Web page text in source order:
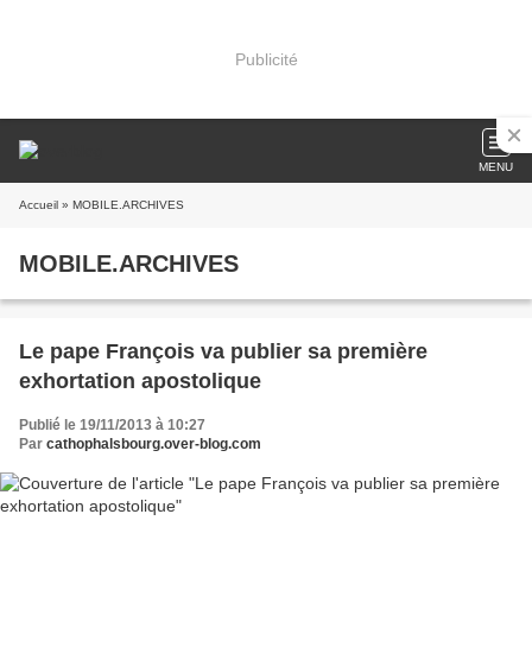
Publicité
MENU
Accueil » MOBILE.ARCHIVES
MOBILE.ARCHIVES
Le pape François va publier sa première
exhortation apostolique
Publié le 19/11/2013 à 10:27
Par cathophalsbourg.over-blog.com